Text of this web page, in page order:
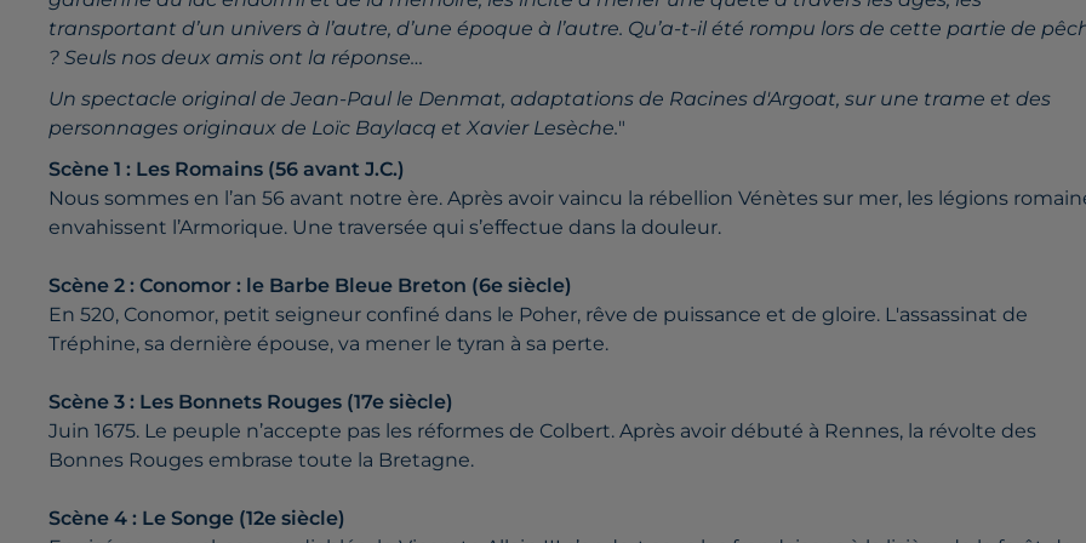
transportant d’un univers à l’autre, d’une époque à l’autre. Qu’a-t-il été rompu lors de cette partie de
? Seuls nos deux amis ont la réponse…
Un spectacle original de Jean-Paul le Denmat, adaptations de Racines d'Argoat, sur une trame et des
personnages originaux de Loïc Baylacq et Xavier Lesèche."
Scène 1 : Les Romains (56 avant J.C.)
Nous sommes en l’an 56 avant notre ère. Après avoir vaincu la rébellion Vénètes sur mer, les légions
envahissent l’Armorique. Une traversée qui s’effectue dans la douleur.
Scène 2 : Conomor : le Barbe Bleue Breton (6e siècle)
En 520, Conomor, petit seigneur confiné dans le Poher, rêve de puissance et de gloire. L'assassinat de
Tréphine, sa dernière épouse, va mener le tyran à sa perte.
Scène 3 : Les Bonnets Rouges (17e siècle)
Juin 1675. Le peuple n’accepte pas les réformes de Colbert. Après avoir débuté à Rennes, la révolte des
Bonnes Rouges embrase toute la Bretagne.
Scène 4 : Le Songe (12e siècle)